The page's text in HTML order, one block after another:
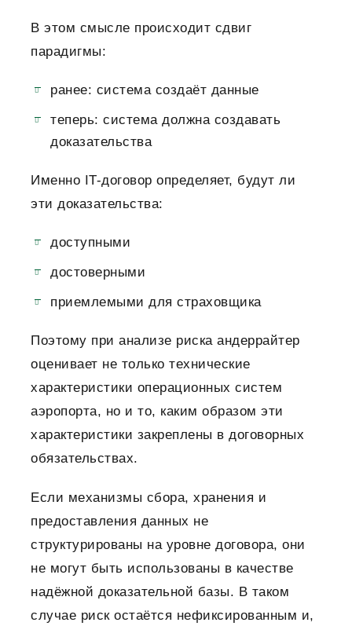
В этом смысле происходит сдвиг
парадигмы:
ранее: система создаёт данные
теперь: система должна создавать
доказательства
Именно IT-договор определяет, будут ли
эти доказательства:
доступными
достоверными
приемлемыми для страховщика
Поэтому при анализе риска андеррайтер
оценивает не только технические
характеристики операционных систем
аэропорта, но и то, каким образом эти
характеристики закреплены в договорных
обязательствах.
Если механизмы сбора, хранения и
предоставления данных не
структурированы на уровне договора, они
не могут быть использованы в качестве
надёжной доказательной базы. В таком
случае риск остаётся нефиксированным и,